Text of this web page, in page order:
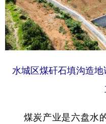
水城区煤矸石填沟造
煤炭产业是六盘水